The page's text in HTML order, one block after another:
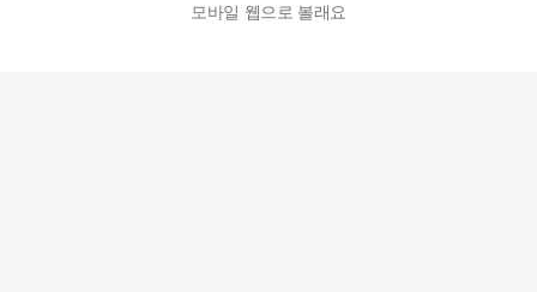
모바일 웹으로 볼래요